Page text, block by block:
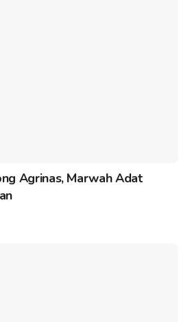
Agrinas, Marwah Adat